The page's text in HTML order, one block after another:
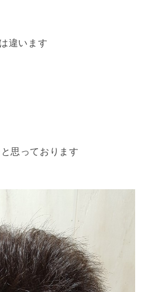
違います
思っております